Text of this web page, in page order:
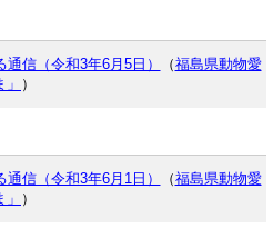
通信（令和3年6月5日） （福島県動物愛
）
通信（令和3年6月1日） （福島県動物愛
）